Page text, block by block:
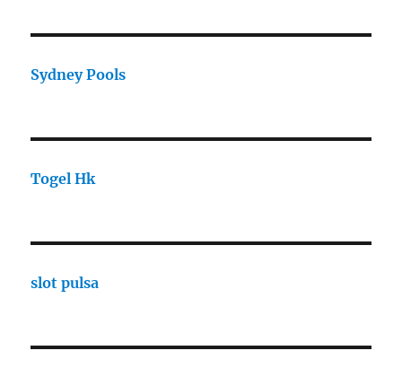
Sydney Pools
Togel Hk
slot pulsa